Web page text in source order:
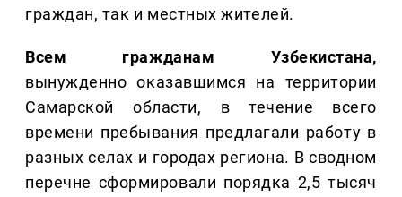
граждан, так и местных жителей.
Всем гражданам Узбекистана,
вынужденно оказавшимся на территории
Самарской области, в течение всего
времени пребывания предлагали работу в
разных селах и городах региона. В сводном
перечне сформировали порядка 2,5 тысяч